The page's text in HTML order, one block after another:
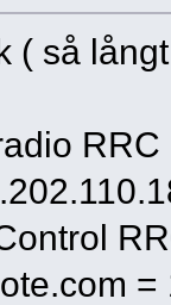
( så
=